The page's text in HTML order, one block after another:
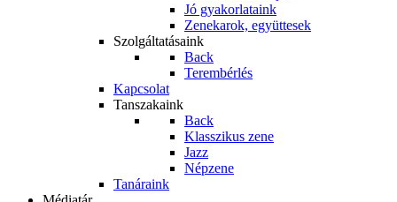
Jó gyakorlataink
Zenekarok, együttesek
Szolgáltatásaink
Back
Terembérlés
Kapcsolat
Tanszakaink
Back
Klasszikus zene
Jazz
Népzene
Tanáraink